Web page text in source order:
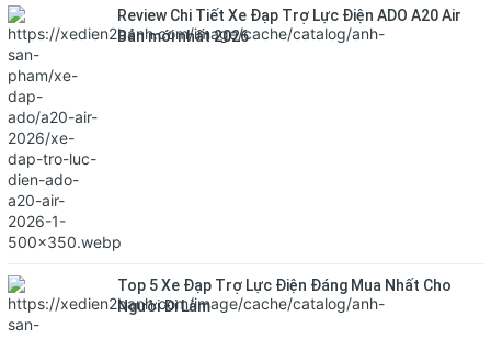
Review Chi Tiết Xe Đạp Trợ Lực Điện ADO A20 Air
Bản mới nhất 2026
Top 5 Xe Đạp Trợ Lực Điện Đáng Mua Nhất Cho
Người Đi Làm